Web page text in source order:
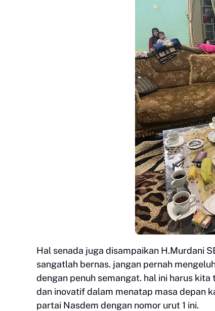
Hal senada juga disampaikan H.Murdani
sangatlah bernas. jangan pernah
dengan penuh semangat. hal ini harus
dan inovatif dalam menatap masa depan
partai Nasdem dengan nomor urut 1 ini.